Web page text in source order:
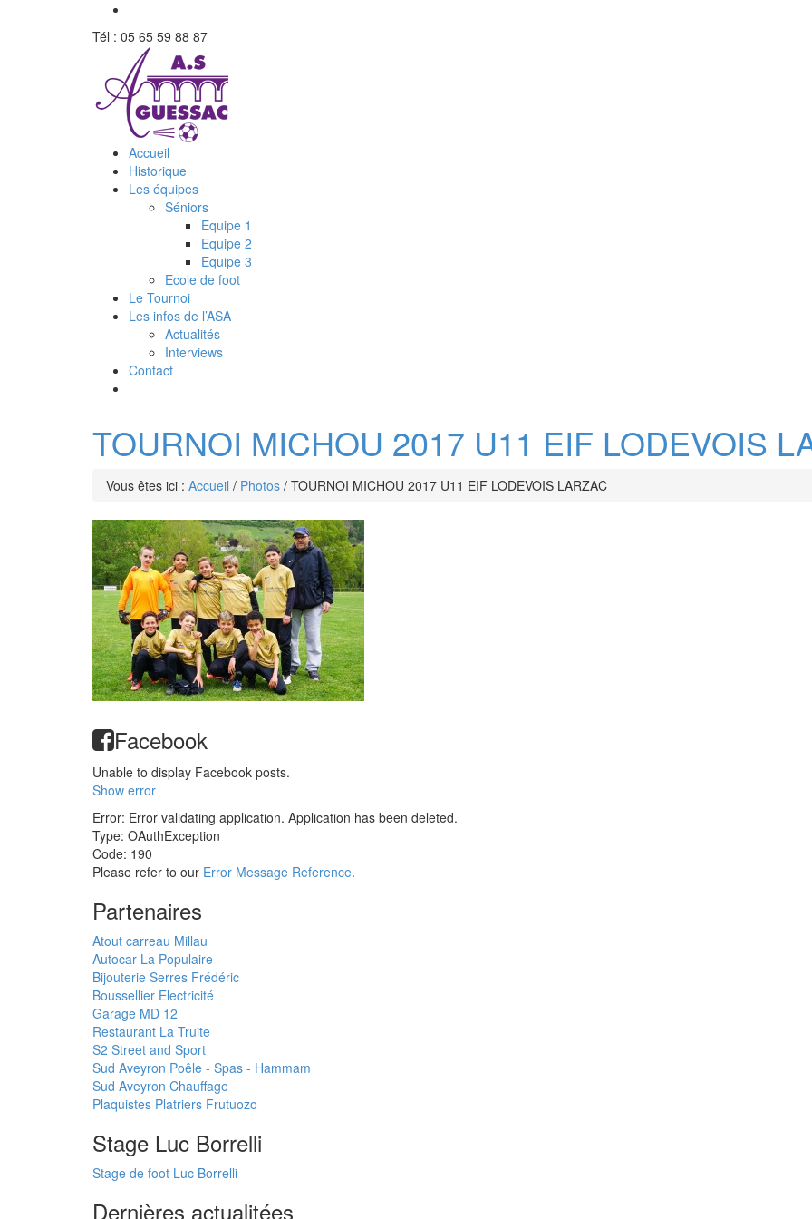
Tél : 05 65 59 88 87
Accueil
Historique
Les équipes
Séniors
Equipe 1
Equipe 2
Equipe 3
Ecole de foot
Le Tournoi
Les infos de l’ASA
Actualités
Interviews
Contact
TOURNOI MICHOU 2017 U11 EIF LODEVOIS
Vous êtes ici : Accueil / Photos / TOURNOI MICHOU 2017 U11 EIF LODEVOIS LARZAC
Facebook
Unable to display Facebook posts.
Show error
Error: Error validating application. Application has been deleted.
Type: OAuthException
Code: 190
Please refer to our Error Message Reference.
Partenaires
Atout carreau Millau
Autocar La Populaire
Bijouterie Serres Frédéric
Boussellier Electricité
Garage MD 12
Restaurant La Truite
S2 Street and Sport
Sud Aveyron Poêle - Spas - Hammam
Sud Aveyron Chauffage
Plaquistes Platriers Frutuozo
Stage Luc Borrelli
Stage de foot Luc Borrelli
Dernières actualitées